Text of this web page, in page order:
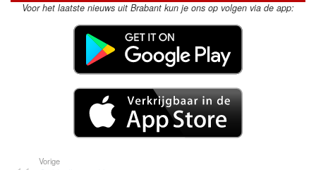
Voor het laatste nieuws uit Brabant kun je ons op volgen via de app:
Vorige